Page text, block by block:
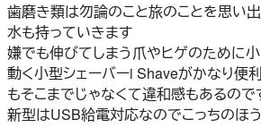
歯磨き類は勿論のこと旅のことを思い
水も持っていきます
嫌でも伸びてしまう爪やヒゲのために
動く小型シェーバーi Shaveがかなり便
もそこまでじゃなくて違和感もあるので
新型はUSB給電対応なのでこっちのほ